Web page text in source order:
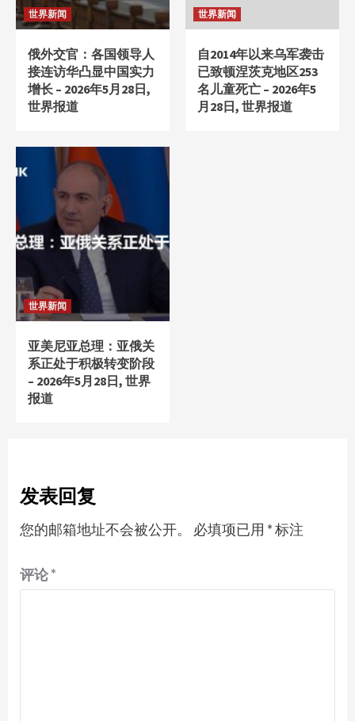
世界新闻
俄外交官：各国领导人
接连访华凸显中国实力
增长 – 2026年5月28日,
世界报道
世界新闻
自2014年以来乌军袭击
已致顿涅茨克地区253
名儿童死亡 – 2026年5
月28日, 世界报道
世界新闻
亚美尼亚总理：亚俄关
系正处于积极转变阶段
– 2026年5月28日, 世界
报道
发表回复
您的邮箱地址不会被公开。 必填项已用 *标注
评论*